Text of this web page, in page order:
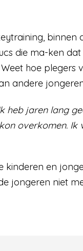
binnen
die ma-ken
hoe plegers
andere
heb jaren lang
overkomen. Ik
en
jongeren niet